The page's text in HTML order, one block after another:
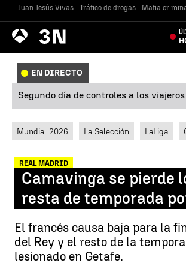
Juan Jesús Vivas Tráfico de drogas Mafia
Antena
3 Noticias
EN DIRECTO
Segundo día de controles a los
Mundial 2026 La Selección LaLiga
REAL MADRID
Camavinga se pierde
resta de temporada
El francés causa baja para la
del Rey y el resto de la
lesionado en Getafe.